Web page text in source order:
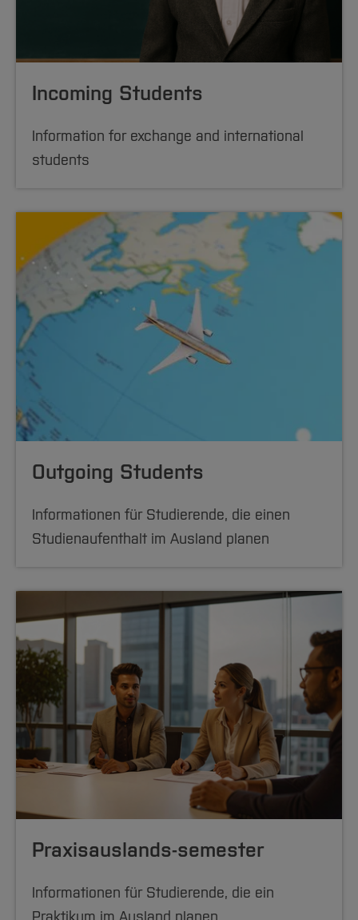
Incoming Students
Information for exchange and international
students
Outgoing Students
Informationen für Studierende, die einen
Studienaufenthalt im Ausland planen
Praxisauslands-semester
Informationen für Studierende, die ein